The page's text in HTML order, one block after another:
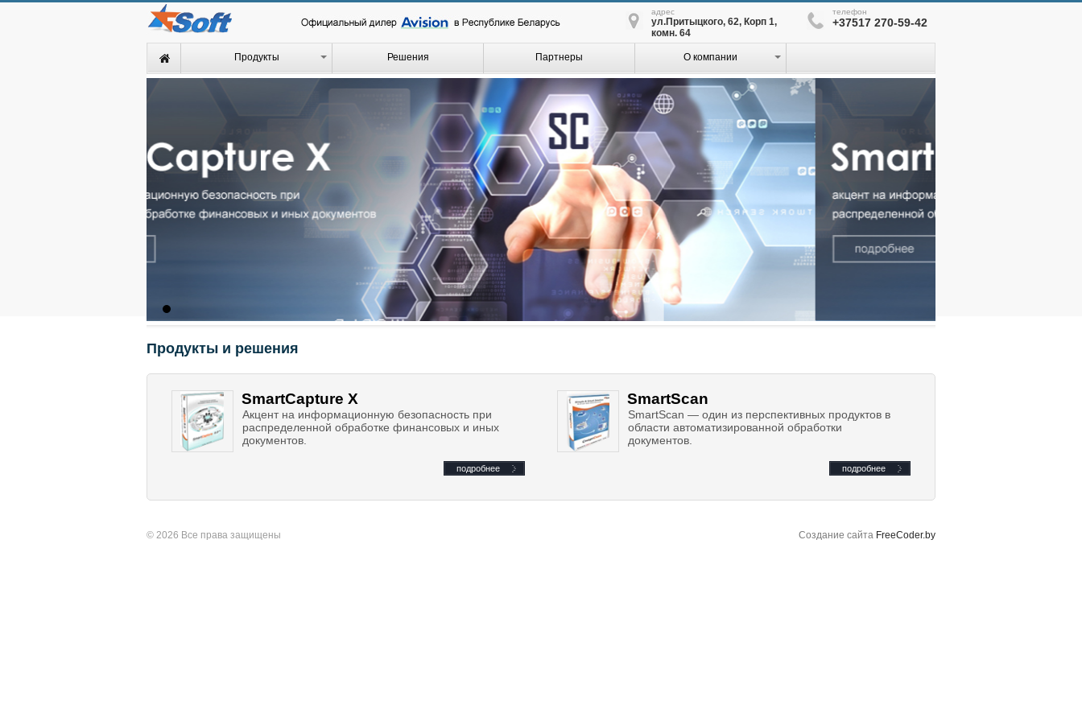
телефон
+37517 270-59-42
адрес
ул.Притыцкого, 62, Корп 1,
комн. 64
Продукты Решения Партнеры О компании
Продукты и решения
SmartCapture X
Акцент на информационную безопасность при
распределенной обработке финансовых и иных
документов.
подробнее
SmartScan
SmartScan — один из перспективных продуктов в
области автоматизированной обработки
документов.
подробнее
© 2026 Все права защищены Создание сайта FreeCoder.by